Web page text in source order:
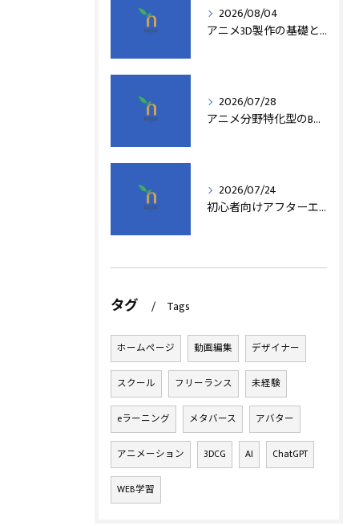
2026/08/04
アニメ3D製作の基礎と実践法
2026/07/28
アニメ分野特化型のB型事業所支援制度の詳細解説
2026/07/24
初心者向けアフターエフェクト動画編集の基本
タグ Tags
ホームページ 動画編集 デザイナー
スクール フリーランス 未経験
eラーニング メタバース アバター
アニメーション 3DCG AI ChatGPT
WEB学習